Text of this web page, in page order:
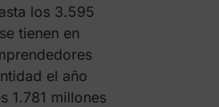
los 3.595
tienen en
el año
1.781 millones